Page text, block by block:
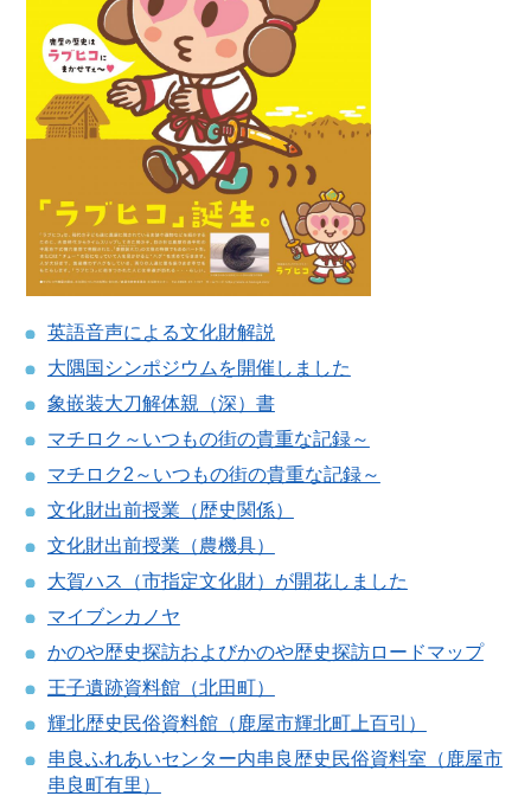
英語音声による文化財解説
大隅国シンポジウムを開催しました
象嵌装大刀解体親（深）書
マチロク～いつもの街の貴重な記録～
マチロク2～いつもの街の貴重な記録～
文化財出前授業（歴史関係）
文化財出前授業（農機具）
大賀ハス（市指定文化財）が開花しました
マイブンカノヤ
かのや歴史探訪およびかのや歴史探訪ロードマップ
王子遺跡資料館（北田町）
輝北歴史民俗資料館（鹿屋市輝北町上百引）
串良ふれあいセンター内串良歴史民俗資料室（鹿屋市
串良町有里）